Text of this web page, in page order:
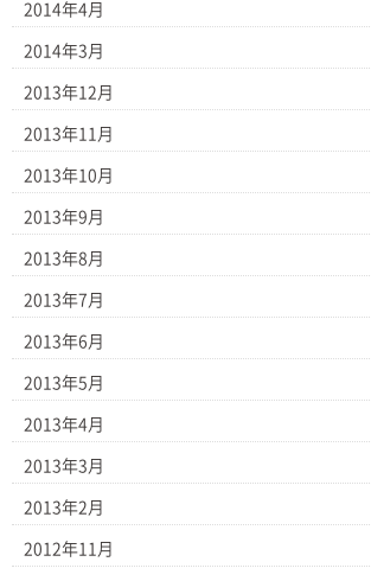
2014年4月
2014年3月
2013年12月
2013年11月
2013年10月
2013年9月
2013年8月
2013年7月
2013年6月
2013年5月
2013年4月
2013年3月
2013年2月
2012年11月